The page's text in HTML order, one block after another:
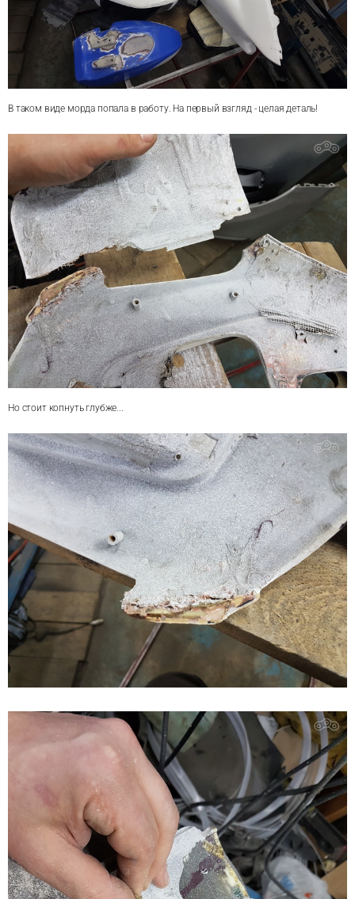
В таком виде морда попала в работу. На первый взгляд - целая деталь!
Но стоит копнуть глубже...